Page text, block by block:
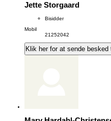
Jette Storgaard
Bisidder
Mobil
21252042
Klik her for at sende